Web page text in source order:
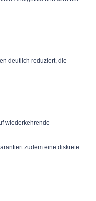
deutlich reduziert, die
wiederkehrende
zudem eine diskrete